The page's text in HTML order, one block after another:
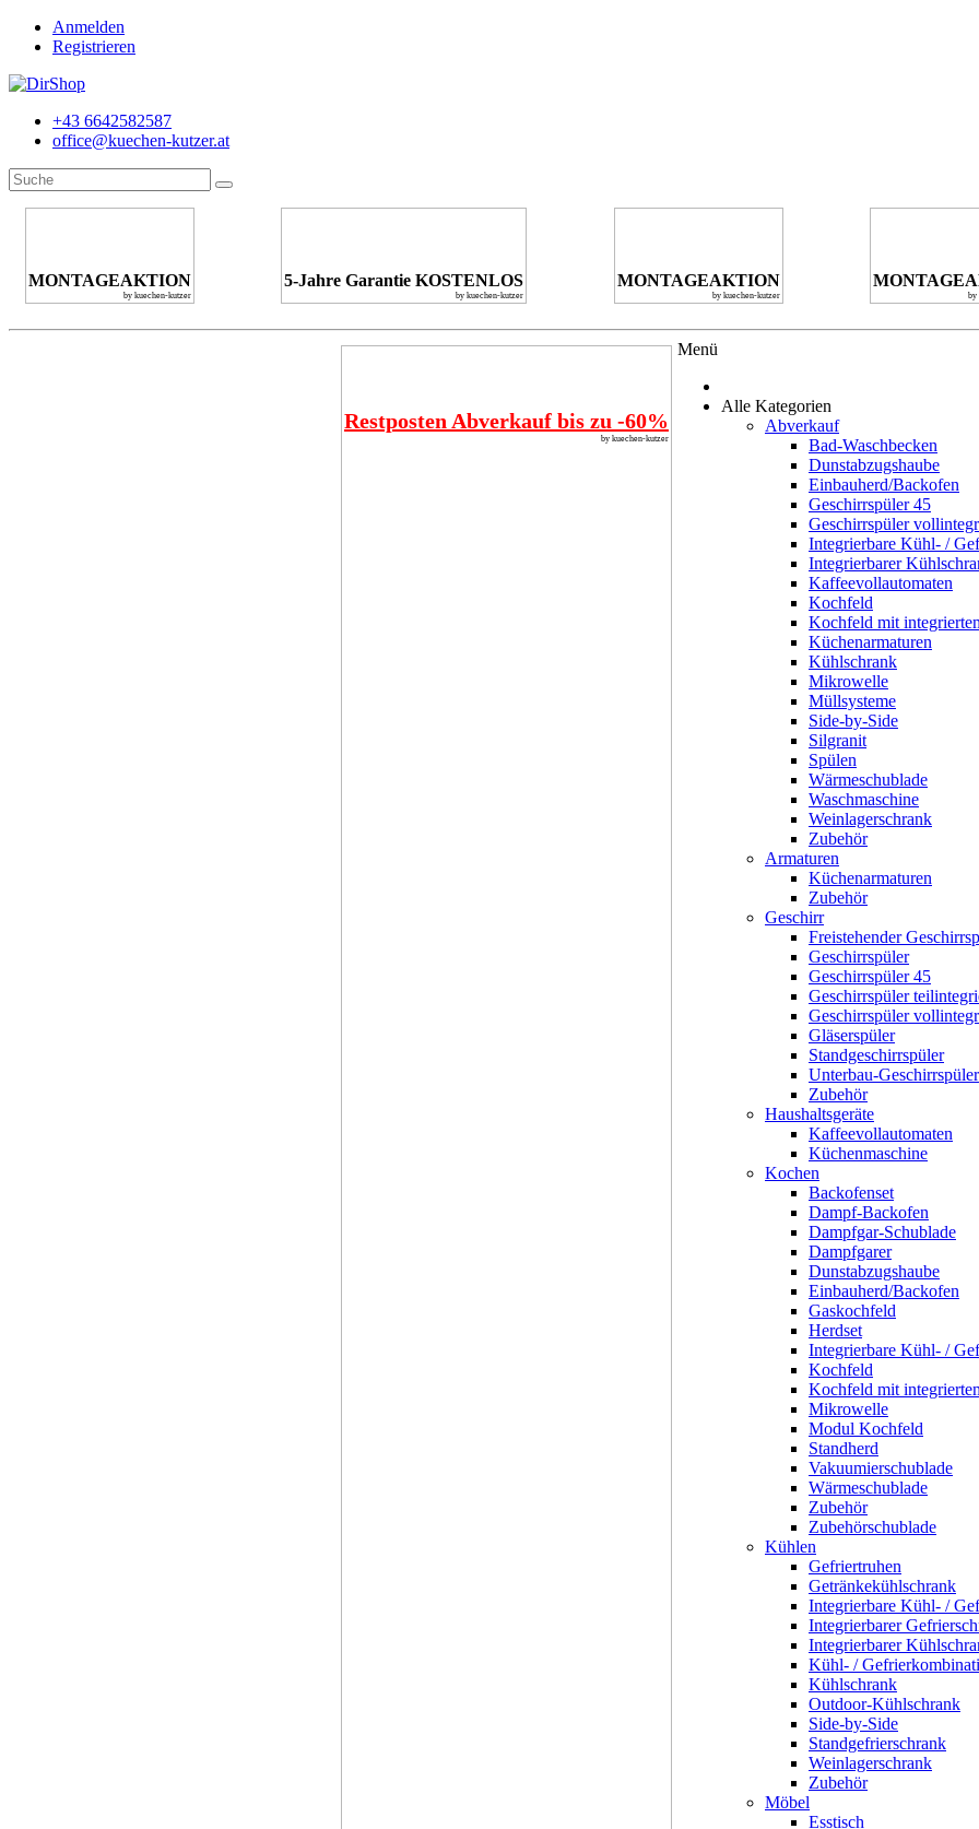
Anmelden
Registrieren
+43 6642582587
office@kuechen-kutzer.at
MONTAGEAKTION
by kuechen-kutzer
5-Jahre Garantie KOSTENLOS
by kuechen-kutzer
MONTAGEAKTION
by kuechen-kutzer by
Restposten Abverkauf bis zu -60%
by kuechen-kutzer
Menü
Alle Kategorien
Abverkauf
Bad-Waschbecken
Dunstabzugshaube
Einbauherd/Backofen
Geschirrspüler 45
Geschirrspüler
Integrierbare Kühl- /
Integrierbarer
Kaffeevollautomaten
Kochfeld
Kochfeld mit
Küchenarmaturen
Kühlschrank
Mikrowelle
Müllsysteme
Side-by-Side
Silgranit
Spülen
Wärmeschublade
Waschmaschine
Weinlagerschrank
Zubehör
Armaturen
Küchenarmaturen
Zubehör
Geschirr
Freistehender
Geschirrspüler
Geschirrspüler 45
Geschirrspüler
Geschirrspüler
Gläserspüler
Standgeschirrspüler
Unterbau-Geschirrspüler
Zubehör
Haushaltsgeräte
Kaffeevollautomaten
Küchenmaschine
Kochen
Backofenset
Dampf-Backofen
Dampfgar-Schublade
Dampfgarer
Dunstabzugshaube
Einbauherd/Backofen
Gaskochfeld
Herdset
Integrierbare Kühl- /
Kochfeld
Kochfeld mit
Mikrowelle
Modul Kochfeld
Standherd
Vakuumierschublade
Wärmeschublade
Zubehör
Zubehörschublade
Kühlen
Gefriertruhen
Getränkekühlschrank
Integrierbare Kühl- /
Integrierbarer
Integrierbarer
Kühl- /
Kühlschrank
Outdoor-Kühlschrank
Side-by-Side
Standgefrierschrank
Weinlagerschrank
Zubehör
Möbel
Esstisch